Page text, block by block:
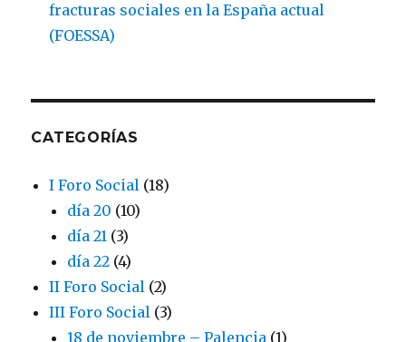
fracturas sociales en la España actual
(FOESSA)
CATEGORÍAS
I Foro Social (18)
día 20 (10)
día 21 (3)
día 22 (4)
II Foro Social (2)
III Foro Social (3)
18 de noviembre – Palencia (1)